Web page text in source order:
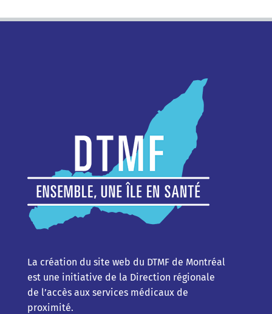
La création du site web du DTMF de Montréal
est une initiative de la Direction régionale
de l’accès aux services médicaux de
proximité.